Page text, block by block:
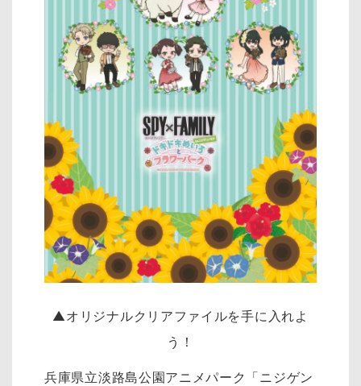
▲オリジナルクリアファイルを手に入れよ
う！
兵庫県立淡路島公園アニメパーク「ニジゲン